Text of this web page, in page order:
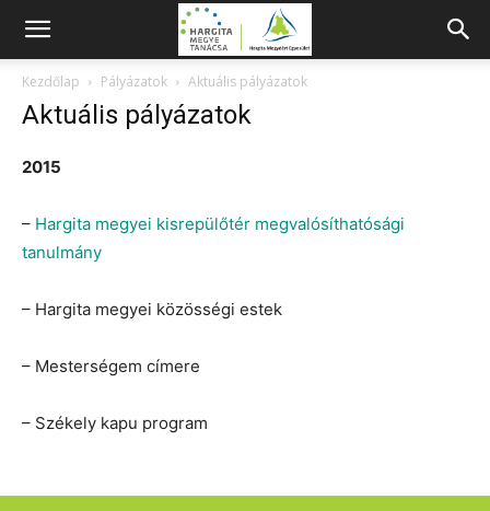
Kezdőlap Pályázatok Aktuális pályázatok
Aktuális pályázatok
2015
– Hargita megyei kisrepülőtér megvalósíthatósági
tanulmány
– Hargita megyei közösségi estek
– Mesterségem címere
– Székely kapu program